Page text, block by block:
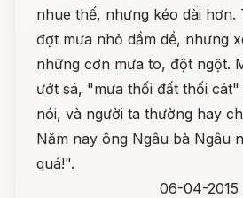
nhue thế, nhưng kéo dài hơn.
đợt mưa nhỏ dầm dề, nhưng
những cơn mưa to, đột ngột.
ướt sá, "mưa thối đất thối
nói, và người ta thường hay
Năm nay ông Ngâu bà Ngâu
quá!".
06-04-2015